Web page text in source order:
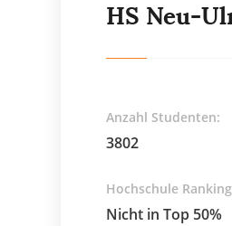
HS Neu-
Anzahl Studenten:
3802
Hochschule
Nicht in Top 50%